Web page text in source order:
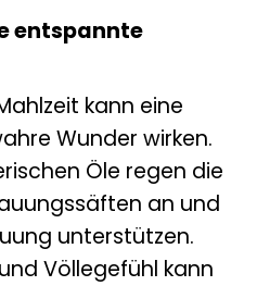
entspannte
kann eine
Wunder wirken.
Öle regen die
an und
unterstützen.
Völlegefühl kann